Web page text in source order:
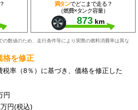
満タンでどこまで走る？
（燃費×タンク容量）
873 km
数値のため、走行条件等により実際の燃料消費率は異な
格を修正
率（8％）に基づき、価格を修正した
円
万円(税込)